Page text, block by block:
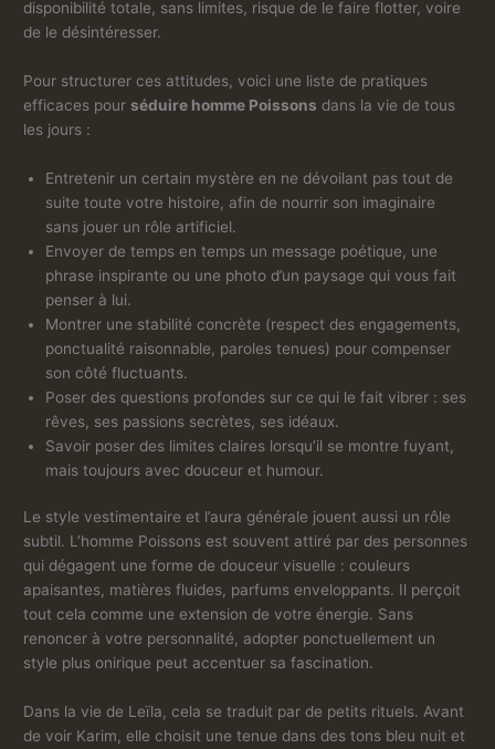
disponibilité totale, sans limites, risque de le faire flotter, voire
de le désintéresser.
Pour structurer ces attitudes, voici une liste de pratiques
efficaces pourséduire homme Poissons dans la vie de tous
les jours :
Entretenir un certain mystère en ne dévoilant pas tout de
suite toute votre histoire, afin de nourrir son imaginaire
sans jouer un rôle artificiel.
Envoyer de temps en temps un message poétique, une
phrase inspirante ou une photo d’un paysage qui vous fait
penser à lui.
Montrer une stabilité concrète (respect des engagements,
ponctualité raisonnable, paroles tenues) pour compenser
son côté fluctuants.
Poser des questions profondes sur ce qui le fait vibrer : ses
rêves, ses passions secrètes, ses idéaux.
Savoir poser des limites claires lorsqu’il se montre fuyant,
mais toujours avec douceur et humour.
Le style vestimentaire et l’aura générale jouent aussi un rôle
subtil. L’homme Poissons est souvent attiré par des personnes
qui dégagent une forme de douceur visuelle : couleurs
apaisantes, matières fluides, parfums enveloppants. Il perçoit
tout cela comme une extension de votre énergie. Sans
renoncer à votre personnalité, adopter ponctuellement un
style plus onirique peut accentuer sa fascination.
Dans la vie de Leïla, cela se traduit par de petits rituels. Avant
de voir Karim, elle choisit une tenue dans des tons bleu nuit et